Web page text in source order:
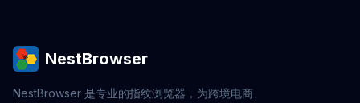
NestBrowser
NestBrowser 是专业的指纹浏览器，为跨境电商、